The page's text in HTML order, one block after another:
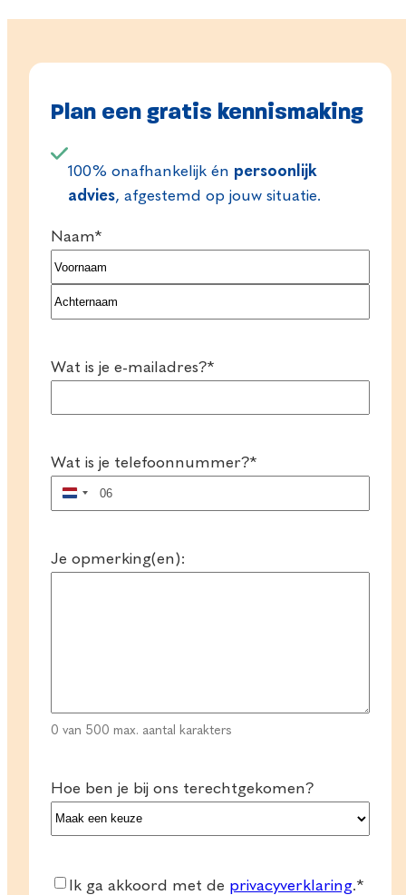
Plan een gratis kennismaking
100% onafhankelijk én persoonlijk
advies, afgestemd op jouw situatie.
Naam*
Voornaam
Wat is je e-mailadres?*
Wat is je telefoonnummer?*
Nederland
+31
Je opmerking(en):
0 van 500 max. aantal karakters
Hoe ben je bij ons terechtgekomen?
Consent*
Ik ga akkoord met de privacyverklaring.*